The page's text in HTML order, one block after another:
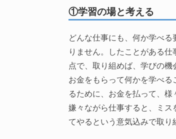
①学習の場と考える
どんな仕事にも、何か学べ
りません。したことがある
点で、取り組めば、学びの機
お金をもらって何かを学べ
るために、お金を払って、様
嫌々ながら仕事すると、ミ
てやるという意気込みで取